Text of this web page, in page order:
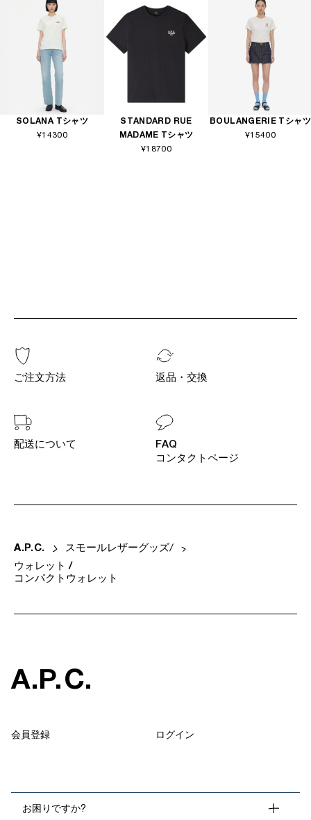
SOLANA Tシャツ
¥14300
STANDARD RUE
MADAME Tシャツ
¥18700
BOULANGERIE Tシャツ
¥15400
ご注文方法 返品・交換
配送について
FAQ
コンタクトページ
A. P. C.
スモールレザーグッズ
ウォレット /
コンパクトウォレット
A.P.C.
会員登録 ログイン
お困りですか?